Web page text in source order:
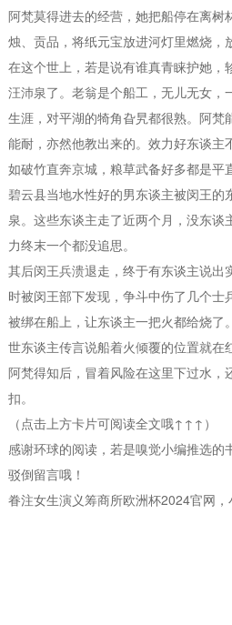
阿梵莫得进去的经营，她把船停在离树
烛、贡品，将纸元宝放进河灯里燃烧，
在这个世上，若是说有谁真青睐护她，
汪沛泉了。老翁是个船工，无儿无女，
生涯，对平湖的犄角旮旯都很熟。阿梵
能耐，亦然他教出来的。效力好东谈主
如破竹直奔京城，粮草武备好多都是平
碧云县当地水性好的男东谈主被闵王的
泉。这些东谈主走了近两个月，没东谈
力终末一个都没追思。
其后闵王兵溃退走，终于有东谈主说出
时被闵王部下发现，争斗中伤了几个士
被绑在船上，让东谈主一把火都给烧了。
世东谈主传言说船着火倾覆的位置就在
阿梵得知后，冒着风险在这里下过水，
扣。
（点击上方卡片可阅读全文哦↑↑↑）
感谢环球的阅读，若是嗅觉小编推选的
驳倒留言哦！
眷注女生演义筹商所欧洲杯2024官网，